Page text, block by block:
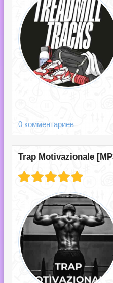
0 комментариев
Trap Motivazionale